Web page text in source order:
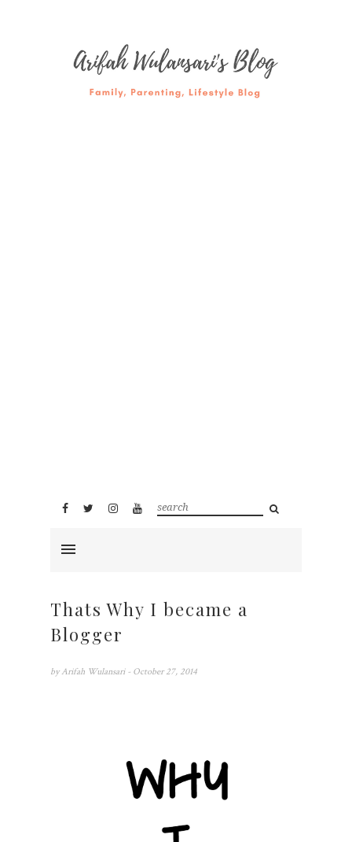
Thats Why I became a
Blogger
by Arifah Wulansari - October 27, 2014